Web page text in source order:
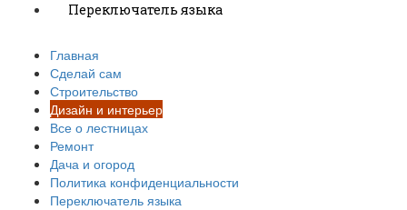
Переключатель языка
Главная
Сделай сам
Строительство
Дизайн и интерьер
Все о лестницах
Ремонт
Дача и огород
Политика конфиденциальности
Переключатель языка